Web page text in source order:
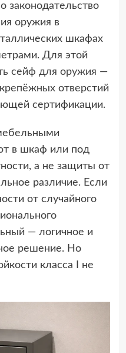
законодательство
оружия в
шкафах
Для этой
сейф для оружия —
отверстий
сертификации.
в шкаф или под
а не защиты от
различие. Если
от случайного
— логичное и
решение. Но
класса I не